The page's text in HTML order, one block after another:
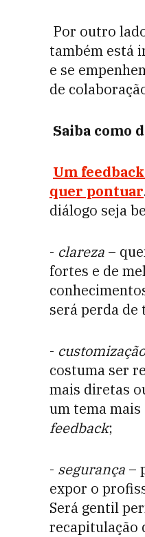
Por outro
também está
e se
de
Saiba como
Um
quer pontuar
diálogo seja
- clareza –
fortes e de
será perda de
- customização
costuma ser
mais diretas
um tema mais
feedback;
- segurança –
expor o
Será gentil
recapitulação